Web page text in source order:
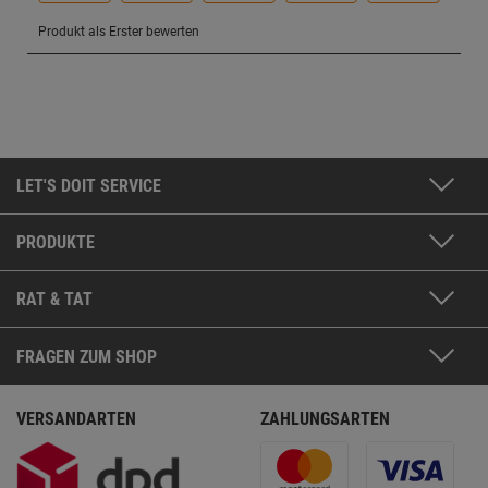
LET'S DOIT SERVICE
PRODUKTE
RAT & TAT
FRAGEN ZUM SHOP
VERSANDARTEN ZAHLUNGSARTEN